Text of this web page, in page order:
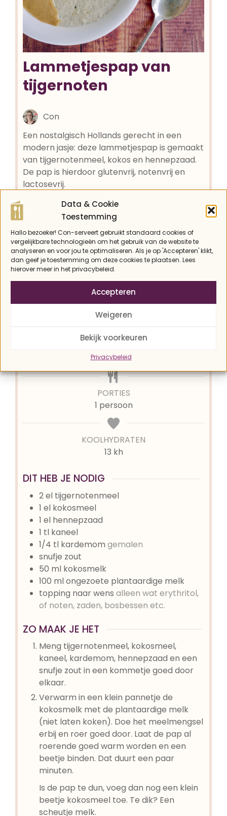
Data & Cookie
Toestemming
Hallo bezoeker! Con-serveert gebruikt standaard cookies of
vergelijkbare technologieën om het gebruik van de website te
analyseren en voor jou te optimaliseren. Als je op 'Accepteren' klikt,
dan geef je toestemming om deze cookies te plaatsen. Lees
hierover meer in het privacybeleid.
Accepteren
Weigeren
Bekijk voorkeuren
Privacybeleid
Lammetjespap van
tijgernoten
Con
Een nostalgisch Hollands gerecht in een
modern jasje: deze lammetjespap is gemaakt
van tijgernotenmeel, kokos en hennepzaad.
De pap is hierdoor glutenvrij, notenvrij en
lactosevrij.
Recept afdrukken
Pin recept
BEREIDINGSTIJD
10minuten
min
TOTALE TIJD
10minuten
min
Nagerecht, Ontbijt
PORTIES
1 persoon
KOOLHYDRATEN
13 kh
DIT HEB JE NODIG
2el tijgernotenmeel
1 el kokosmeel
1 el hennepzaad
1 tl kaneel
1/4 tl kardemom gemalen
snufje zout
50 ml kokosmelk
100 mlongezoete plantaardige melk
topping naar wens alleen wat erythritol,
of noten, zaden, bosbessen etc.
ZO MAAK JE HET
Meng tijgernotenmeel, kokosmeel,
kaneel, kardemom, hennepzaad en een
snufje zout in een kommetje goed door
elkaar.
Verwarm in een klein pannetje de
kokosmelk met de plantaardige melk
(niet laten koken). Doe het meelmengsel
erbij en roer goed door. Laat de pap al
roerende goed warm worden en een
beetje binden. Dat duurt een paar
minuten.
Is de pap te dun, voeg dan nog een klein
beetje kokosmeel toe. Te dik? Een
scheutje melk.